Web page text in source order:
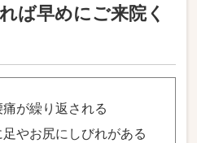
ば早めにご来院く
が繰り返される
やお尻にしびれがある